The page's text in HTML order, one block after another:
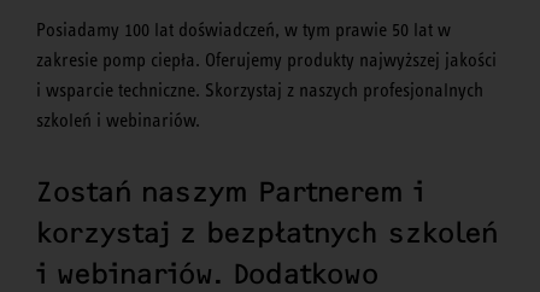
Posiadamy 100 lat doświadczeń, w tym prawie 50 lat w
zakresie pomp ciepła. Oferujemy produkty najwyższej jakości
i wsparcie techniczne. Skorzystaj z naszych profesjonalnych
szkoleń i webinariów.
Zostań naszym Partnerem i
korzystaj z bezpłatnych szkoleń
i webinariów. Dodatkowo